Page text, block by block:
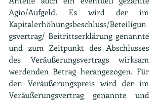
Agio/Aufgeld. Es wird der im
Kapitalerhöhungsbeschluss/Beteiligun
gsvertrag/ Beitrittserklärung genannte
und zum Zeitpunkt des Abschlusses
des Veräußerungsvertrags wirksam
werdenden Betrag herangezogen. Für
den Veräußerungspreis wird der im
Veräußerungsvertrag genannte und